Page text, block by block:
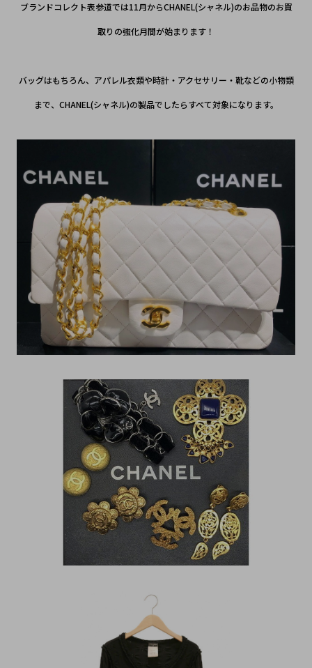
ブランドコレクト表参道では11月からCHANEL(シャネル)のお品物のお買
取りの強化月間が始まります！
バッグはもちろん、アパレル衣類や時計・アクセサリー・靴などの小物類
まで、CHANEL(シャネル)の製品でしたらすべて対象になります。